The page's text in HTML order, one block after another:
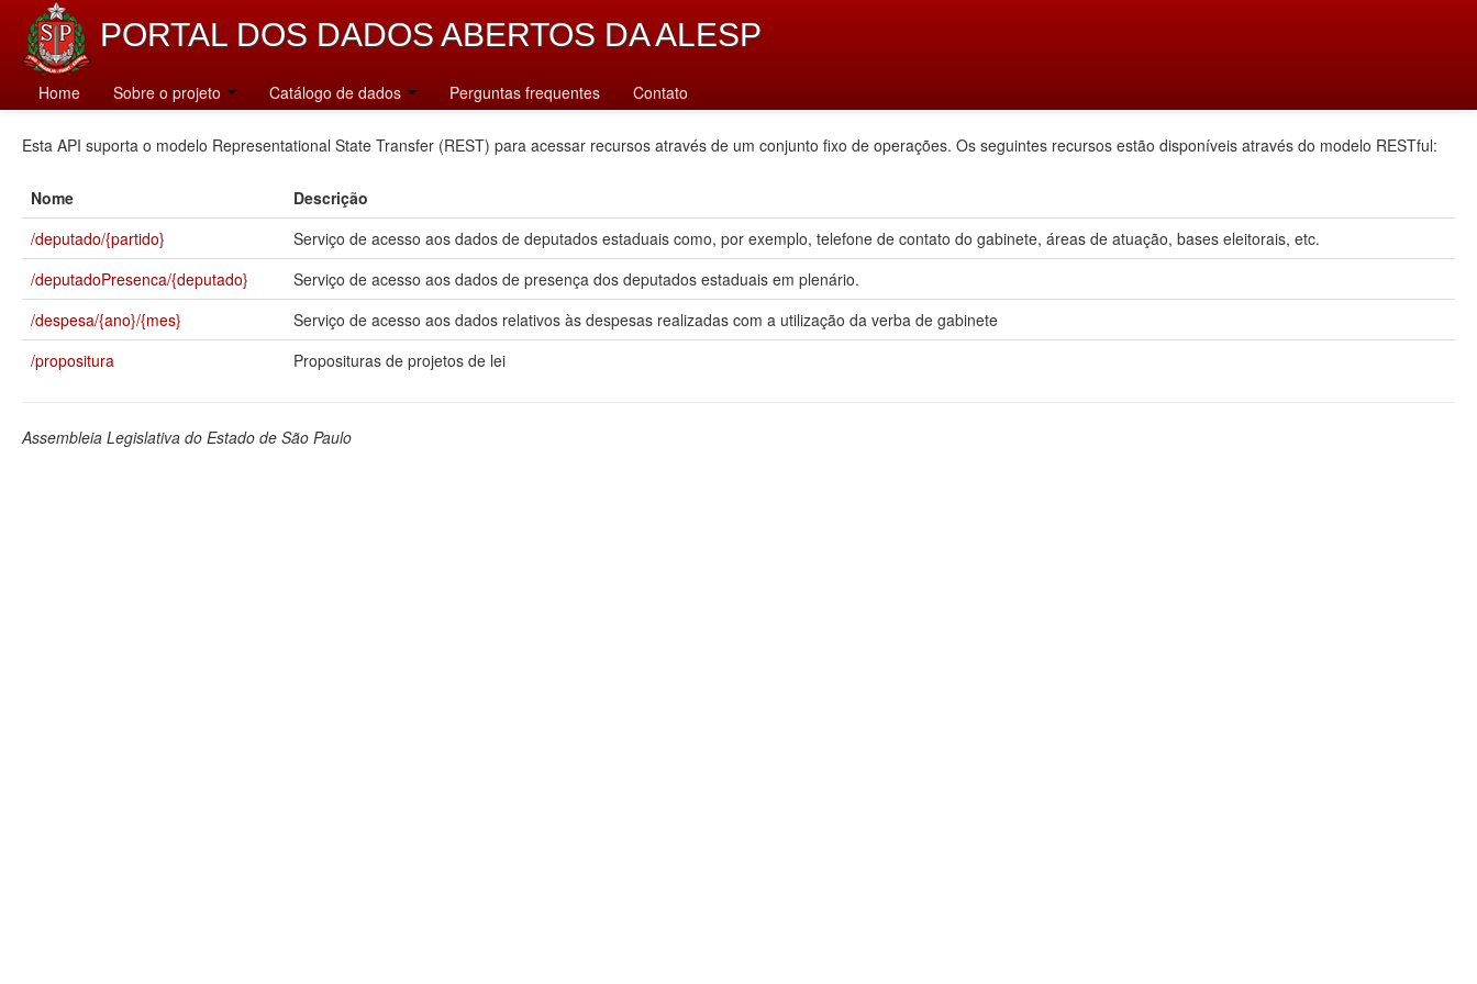
PORTAL DOS DADOS ABERTOS DA ALESP
Home Sobre o projeto Catálogo de dados Perguntas frequentes Contato
Catálogo
Esta API suporta o modelo Representational State Transfer (REST) para acessar recursos através de um conjunto fixo de operações. Os seguintes recursos estão disponíveis através do modelo RESTful:
Nome
Descrição
/deputado/{partido}
Serviço de acesso aos dados de deputados estaduais como, por exemplo, telefone de contato do gabinete, áreas de atuação, bases eleitorais, etc.
/deputadoPresenca/{deputado}
Serviço de acesso aos dados de presença dos deputados estaduais em plenário.
/despesa/{ano}/{mes}
Serviço de acesso aos dados relativos às despesas realizadas com a utilização da verba de gabinete
/propositura
Proposituras de projetos de lei
Assembleia Legislativa do Estado de São Paulo